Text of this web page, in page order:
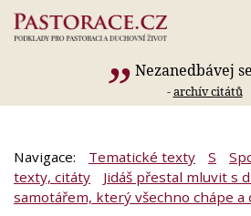
Nezanedbávej
-archív citátů
Navigace: Tematické texty S
texty, citáty
Jidáš přestal mluvit s
samotářem, který všechno chápe a